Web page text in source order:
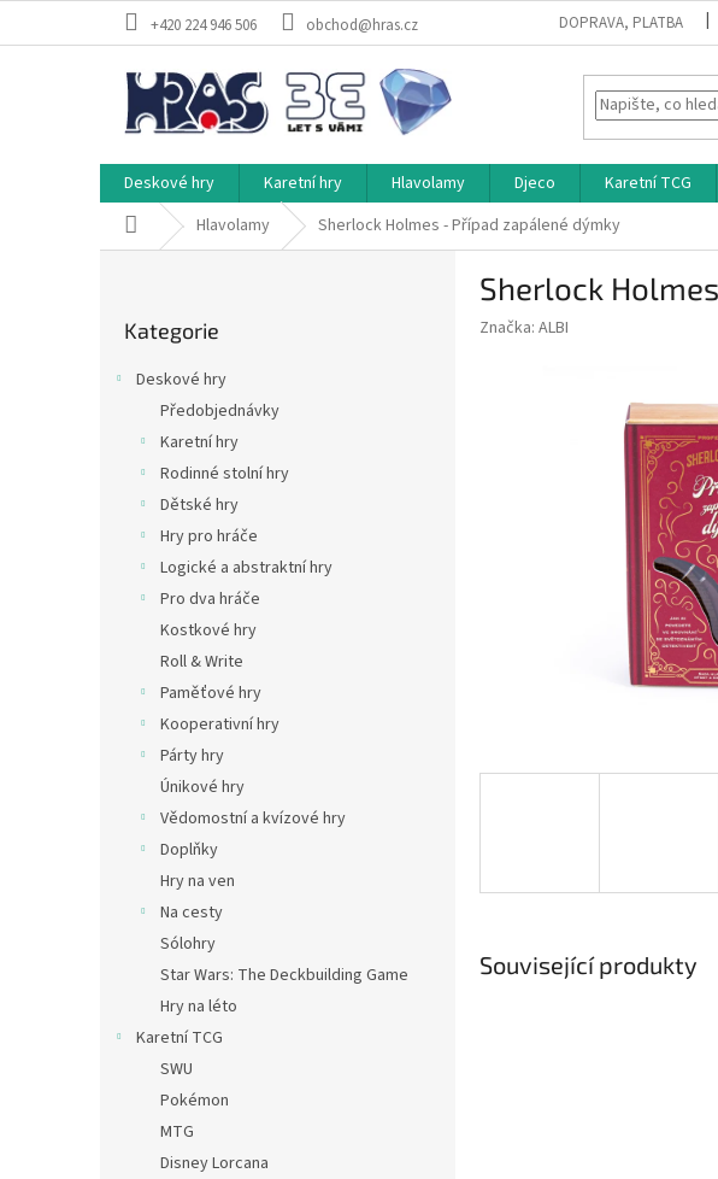
+420 224 946 506 obchod@hras.cz DOPRAVA, PLATBA
Deskové hry Karetní hry Hlavolamy Djeco Karetní TCG
Domů Hlavolamy Sherlock Holmes - Případ zapálené dýmky
kategorie
Kategorie
Deskové hry
Předobjednávky
Karetní hry
Rodinné stolní hry
Dětské hry
Hry pro hráče
Logické a abstraktní hry
Pro dva hráče
Kostkové hry
Roll & Write
Paměťové hry
Kooperativní hry
Párty hry
Únikové hry
Vědomostní a kvízové hry
Doplňky
Hry na ven
Na cesty
Sólohry
Star Wars: The Deckbuilding Game
Hry na léto
Karetní TCG
SWU
Pokémon
MTG
Disney Lorcana
Sherlock
Značka: ALBI
Související produkty